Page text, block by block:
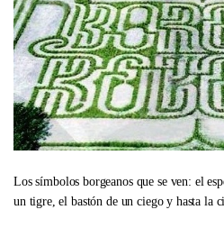
Los símbolos borgeanos que se ven: el
un tigre, el bastón de un ciego y hasta la